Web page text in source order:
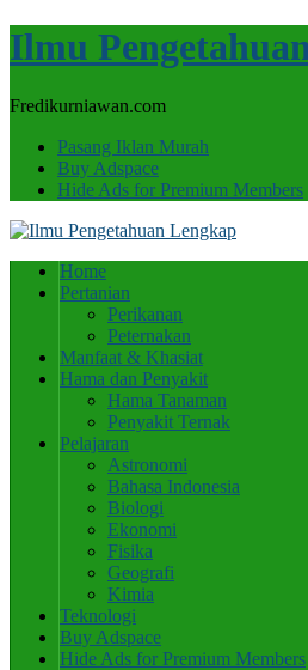
Ilmu
Fredikurniawan.com
Pasang Iklan Murah
Buy Adspace
Hide Ads for Premium Members
Home
Pertanian
Perikanan
Peternakan
Manfaat & Khasiat
Hama dan Penyakit
Hama Tanaman
Penyakit Ternak
Pelajaran
Astronomi
Bahasa Indonesia
Biologi
Ekonomi
Fisika
Geografi
Kimia
Teknologi
Buy Adspace
Hide Ads for Premium Members